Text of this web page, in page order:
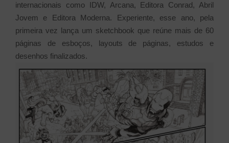
internacionais como IDW, Arcana, Editora Conrad, Abril
Jovem e Editora Moderna. Experiente, esse ano, pela
primeira vez lança um sketchbook que reúne mais de 60
páginas de esboços, layouts de páginas, estudos e
desenhos finalizados.